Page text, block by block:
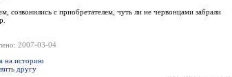
созвонились с приобретателем, чуть ли не червонцами забрали
2007-03-04
на историю
другу